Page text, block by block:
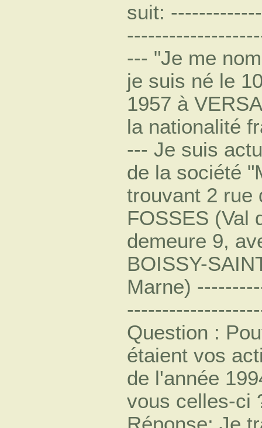
suit:
--- "Je me
je suis né le
1957 à
la nationalité
--- Je suis
de la société
trouvant 2 rue
FOSSES (Val
demeure 9,
BOISSY-
Marne)
Question :
étaient vos
de l'année
vous celles-ci